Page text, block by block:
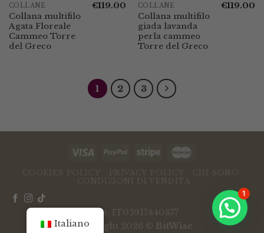
COLLANE
Collana multifilo
Agata Floreale
Cammeo Torre
del Greco
€119.00 COLLANE
Collana multifilo
giada lavanda
perla cammeo
Torre del Greco
€119.00
1 2 3
P.Iva: IT05917840877
Copyright 2026 © BitWise
Italiano
1